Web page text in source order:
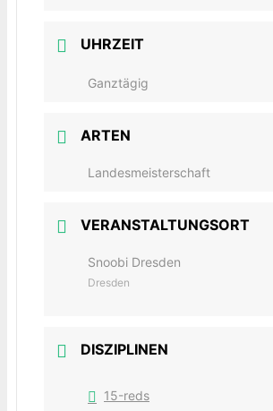
UHRZEIT
Ganztägig
ARTEN
Landesmeisterschaft
VERANSTALTUNGSORT
Snoobi Dresden
Dresden
DISZIPLINEN
15-reds